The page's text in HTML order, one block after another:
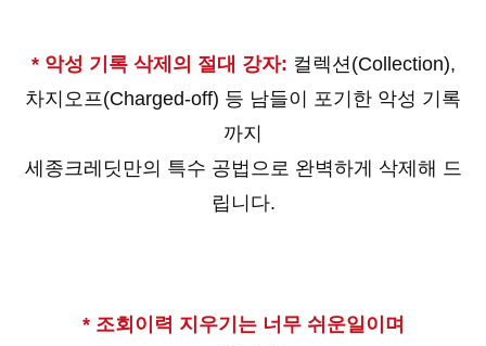
* 악성 기록 삭제의 절대 강자: 컬렉션(Collection),
차지오프(Charged-off) 등 남들이 포기한 악성 기록
까지
세종크레딧만의 특수 공법으로 완벽하게 삭제해 드
립니다.
* 조회이력 지우기는 너무 쉬운일이며